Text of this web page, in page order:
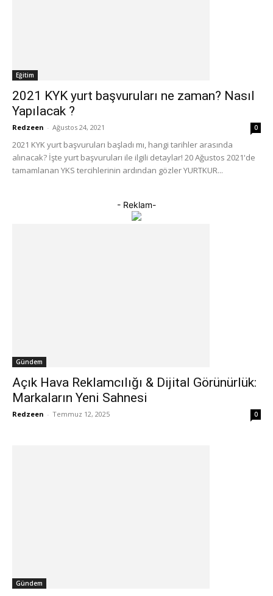
Eğitim
2021 KYK yurt başvuruları ne zaman? Nasıl
Yapılacak ?
Redzeen - Ağustos 24, 2021 0
2021 KYK yurt başvuruları başladı mı, hangi tarihler arasında
alınacak? İşte yurt başvuruları ile ilgili detaylar! 20 Ağustos 2021'de
tamamlanan YKS tercihlerinin ardından gözler YURTKUR...
- Reklam-
Gündem
Açık Hava Reklamcılığı & Dijital Görünürlük:
Markaların Yeni Sahnesi
Redzeen - Temmuz 12, 2025 0
Gündem